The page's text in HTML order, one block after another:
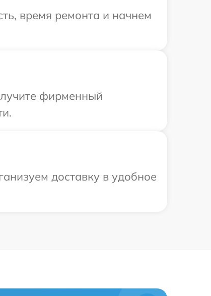
время ремонта и начнем
фирменный
доставку в удобное